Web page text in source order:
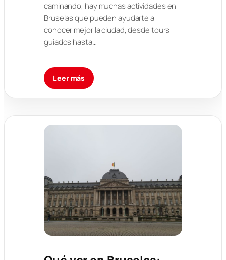
caminando, hay muchas actividades en
Bruselas que pueden ayudarte a
conocer mejor la ciudad, desde tours
guiados hasta…
Leer más